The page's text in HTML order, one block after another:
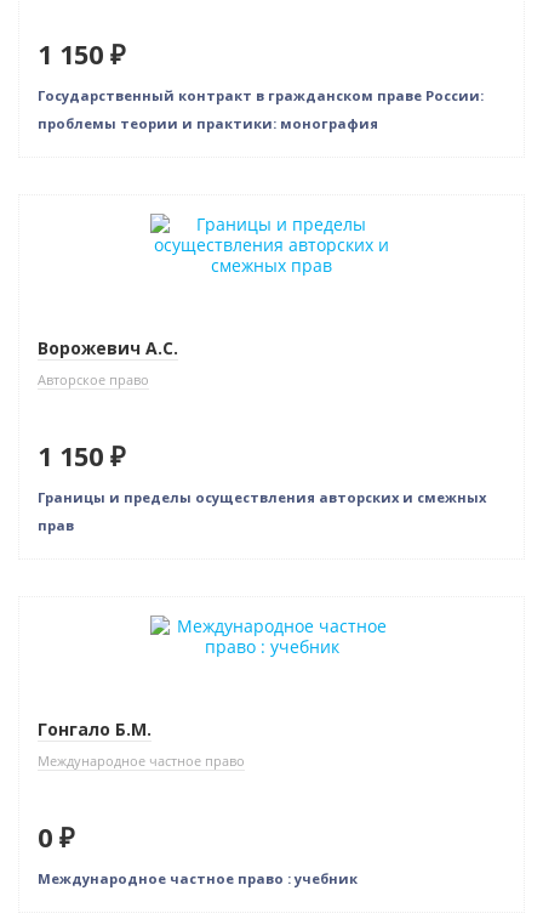
1 150 ₽
Государственный контракт в гражданском праве России:
проблемы теории и практики: монография
Ворожевич А.С.
Авторское право
1 150 ₽
Границы и пределы осуществления авторских и смежных
прав
Гонгало Б.М.
Международное частное право
0 ₽
Международное частное право : учебник